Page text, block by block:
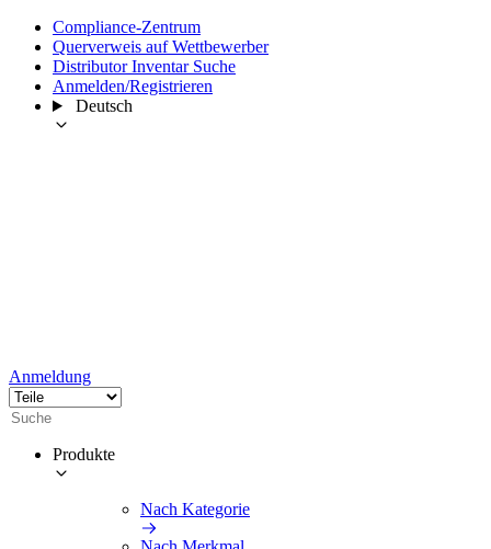
Compliance-Zentrum
Querverweis auf Wettbewerber
Distributor Inventar Suche
Anmelden/Registrieren
Deutsch
Anmeldung
Produkte
Nach Kategorie